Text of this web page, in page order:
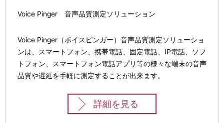
Voice Pinger 音声品質測定ソリューション
Voice Pinger（ボイスピンガー）音声品質測定ソリューショ
ンは、スマートフォン、携帯電話、固定電話、IP電話、ソフ
トフォン、スマートフォン電話アプリ等の様々な端末の音声
品質や遅延を手軽に測定することが出来ます。
詳細を見る